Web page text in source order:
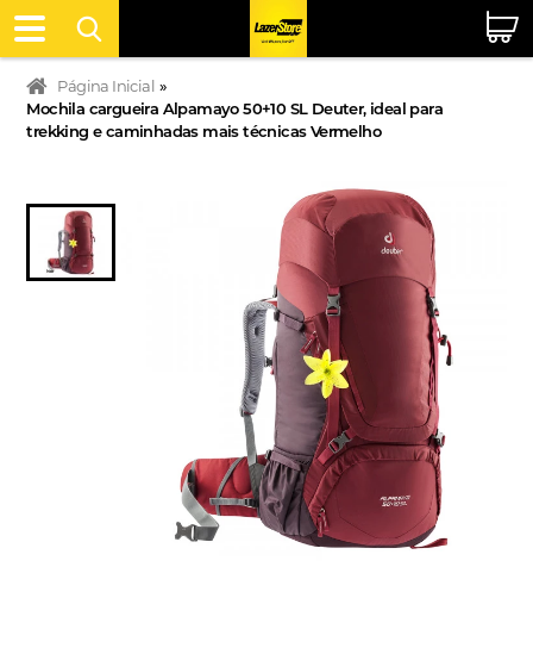
Página Inicial »
Mochila cargueira Alpamayo 50+10 SL Deuter, ideal para
trekking e caminhadas mais técnicas Vermelho